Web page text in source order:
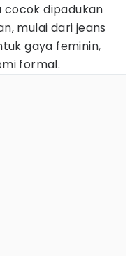
cocok dipadukan
mulai dari jeans
gaya feminin,
formal.